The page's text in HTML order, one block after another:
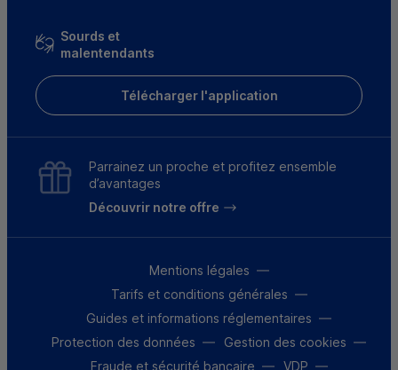
Sourds et
malentendants
Télécharger l'application
Parrainez un proche et profitez ensemble
d’avantages
Découvrir notre offre
Mentions légales
Tarifs et conditions générales
Guides et informations réglementaires
Protection des données
Gestion des cookies
Fraude et sécurité bancaire
VDP